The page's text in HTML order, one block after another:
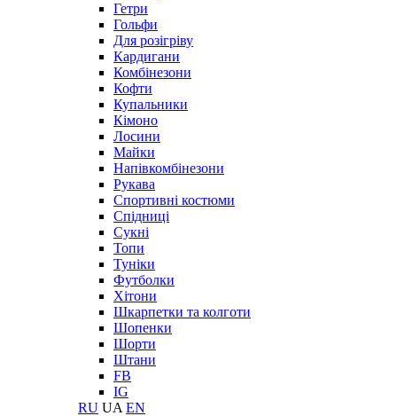
Гетри
Гольфи
Для розігріву
Кардигани
Комбінезони
Кофти
Купальники
Кімоно
Лосини
Майки
Напівкомбінезони
Рукава
Спортивні костюми
Спідниці
Сукні
Топи
Туніки
Футболки
Хітони
Шкарпетки та колготи
Шопенки
Шорти
Штани
FB
IG
RU UA EN